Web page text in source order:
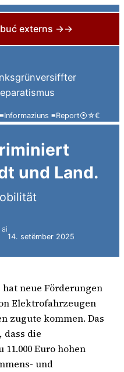
externs →→
Informaziuns ≡Report⦿☆€
und Land.
ai
14. setëmber 2025
neue Förderungen
Elektrofahrzeugen
zugute kommen. Das
die
Euro hohen
und